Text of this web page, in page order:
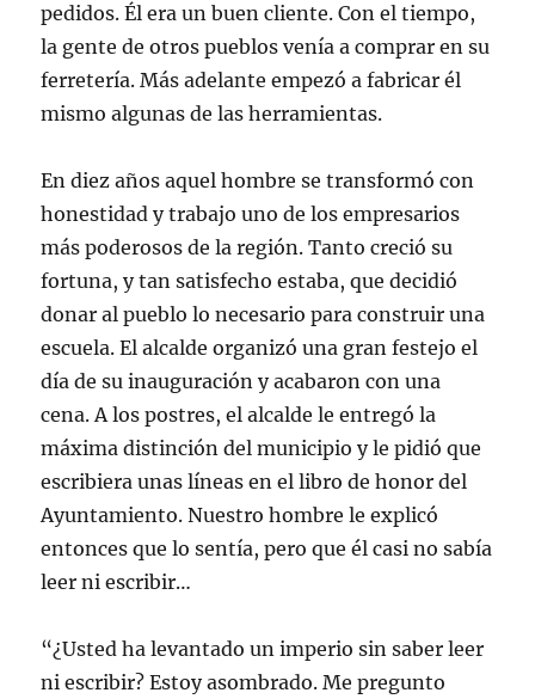
pedidos. Él era un buen cliente. Con el tiempo,
la gente de otros pueblos venía a comprar en su
ferretería. Más adelante empezó a fabricar él
mismo algunas de las herramientas.
En diez años aquel hombre se transformó con
honestidad y trabajo uno de los empresarios
más poderosos de la región. Tanto creció su
fortuna, y tan satisfecho estaba, que decidió
donar al pueblo lo necesario para construir una
escuela. El alcalde organizó una gran festejo el
día de su inauguración y acabaron con una
cena. A los postres, el alcalde le entregó la
máxima distinción del municipio y le pidió que
escribiera unas líneas en el libro de honor del
Ayuntamiento. Nuestro hombre le explicó
entonces que lo sentía, pero que él casi no sabía
leer ni escribir…
“¿Usted ha levantado un imperio sin saber leer
ni escribir? Estoy asombrado. Me pregunto